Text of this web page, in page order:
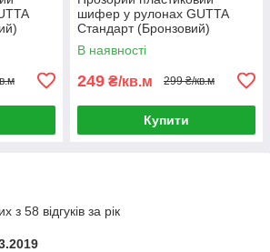
шифер у рулонах GUTTA
Стандарт (Бронзовий)
В наявності
249 ₴/кв.м 299 ₴/кв.м
Купити
з 58 відгуків за рік